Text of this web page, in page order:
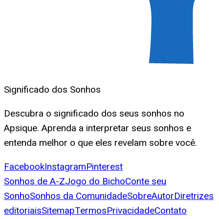
Significado dos Sonhos
Descubra o significado dos seus sonhos no
Apsique. Aprenda a interpretar seus sonhos e
entenda melhor o que eles revelam sobre você.
FacebookInstagramPinterest
Sonhos de A-ZJogo do BichoConte seu
SonhoSonhos da ComunidadeSobreAutorDiretrizes
editoriaisSitemapTermosPrivacidadeContato